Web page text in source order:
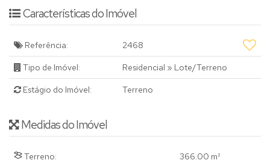
Características do Imóvel
Referência: 2468
Tipo de Imóvel: Residencial » Lote/Terreno
Estágio do Imóvel: Terreno
Medidas do Imóvel
Terreno: 366.00 m²